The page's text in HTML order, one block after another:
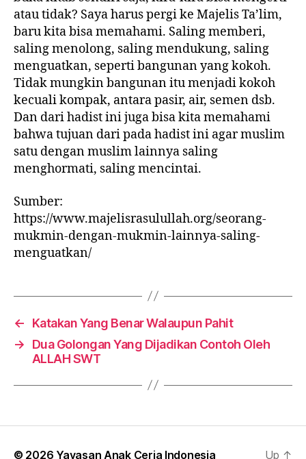
atau tidak? Saya harus pergi ke Majelis Ta’lim,
baru kita bisa memahami. Saling memberi,
saling menolong, saling mendukung, saling
menguatkan, seperti bangunan yang kokoh.
Tidak mungkin bangunan itu menjadi kokoh
kecuali kompak, antara pasir, air, semen dsb.
Dan dari hadist ini juga bisa kita memahami
bahwa tujuan dari pada hadist ini agar muslim
satu dengan muslim lainnya saling
menghormati, saling mencintai.
Sumber:
https://www.majelisrasulullah.org/seorang-
mukmin-dengan-mukmin-lainnya-saling-
menguatkan/
←
Katakan Yang Benar Walaupun Pahit
→
Dua Golongan Yang Dijadikan Contoh Oleh
ALLAH SWT
© 2026 Yayasan Anak Ceria Indonesia Up ↑